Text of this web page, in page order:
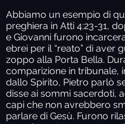
Abbiamo un esempio di
preghiera in Atti 4:23-31,
e Giovanni furono
ebrei per il “reato” di aver
zoppo alla Porta Bella.
comparizione in tribunale,
dallo Spirito, Pietro parlò
disse ai sommi sacerdoti,
capi che non avrebbero
parlare di Gesù. Furono